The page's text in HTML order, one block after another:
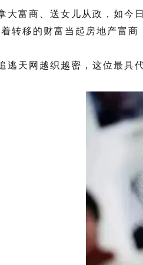
大富商、送女儿从政，如今
转移的财富当起房地产富商
逃天网越织越密，这位最具